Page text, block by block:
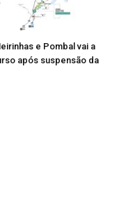
e Pombal vai a
após suspensão da